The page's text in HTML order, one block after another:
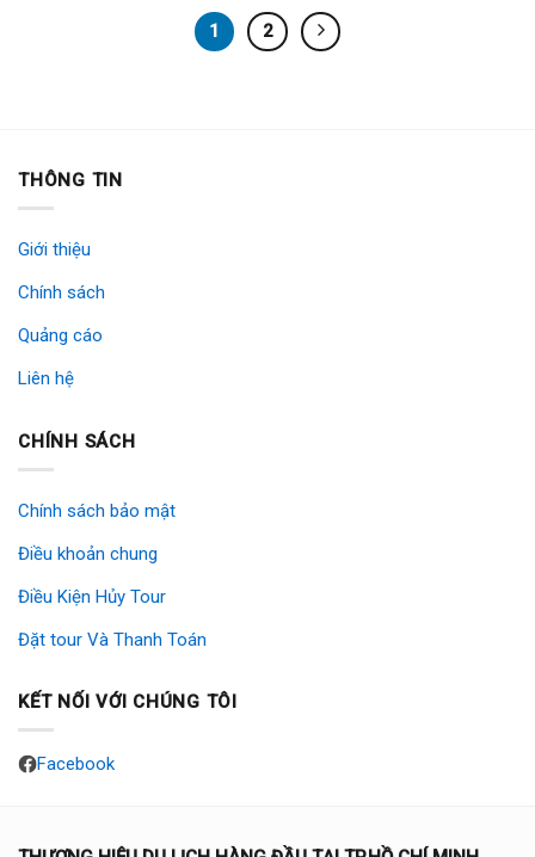
1 2
THÔNG TIN
Giới thiệu
Chính sách
Quảng cáo
Liên hệ
CHÍNH SÁCH
Chính sách bảo mật
Điều khoản chung
Điều Kiện Hủy Tour
Đặt tour Và Thanh Toán
KẾT NỐI VỚI CHÚNG TÔI
Facebook